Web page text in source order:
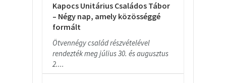
Kapocs Unitárius Családos Tábor
– Négy nap, amely közösséggé
formált
Ötvennégy család részvételével
rendezték meg július 30. és augusztus
2....